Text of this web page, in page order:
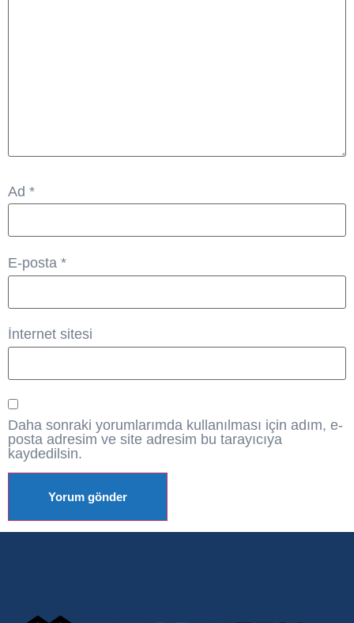
Ad *
E-posta *
İnternet sitesi
Daha sonraki yorumlarımda kullanılması için adım, e-
posta adresim ve site adresim bu tarayıcıya
kaydedilsin.